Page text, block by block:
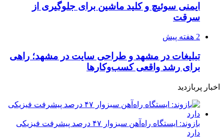
ایمنی سوئیچ و کلید ماشین برای جلوگیری از
سرقت
2 هفته پیش
تبلیغات در مشهد و طراحی سایت در مشهد؛ راهی
برای رشد واقعی کسب‌وکارها
اخبار پربازدید
بازوند: ایستگاه راه‌آهن سبزوار ۴۷ درصد پیشرفت فیزیکی
دارد